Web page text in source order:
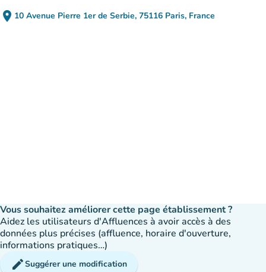
place 10 Avenue Pierre 1er de Serbie, 75116 Paris, France
(ouvrir dans Google Maps)
(nouvel onglet)
Vous souhaitez améliorer cette page établissement ?
Aidez les utilisateurs d'Affluences à avoir accès à des
données plus précises (affluence, horaire d'ouverture,
informations pratiques…)
editSuggérer une modification